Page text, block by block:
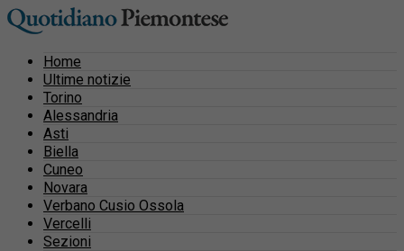
Home
Ultime notizie
Torino
Alessandria
Asti
Biella
Cuneo
Novara
Verbano Cusio Ossola
Vercelli
Sezioni